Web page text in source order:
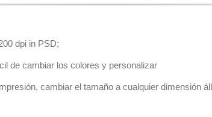
dpi in PSD;
de cambiar los colores y personalizar
cambiar el tamaño a cualquier dimensión